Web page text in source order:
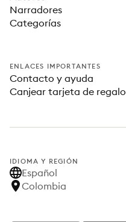
Narradores
Categorías
ENLACES IMPORTANTES
Contacto y ayuda
Canjear tarjeta de regalo
IDIOMA Y REGIÓN
Español
Colombia